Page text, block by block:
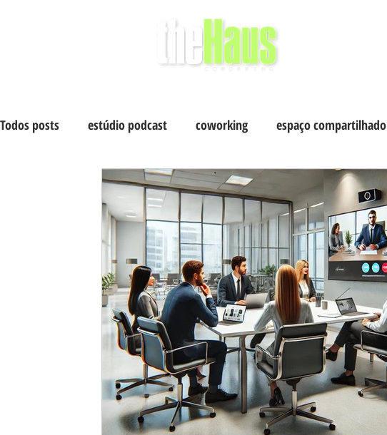
Todos posts estúdio podcast coworking espaço compartilhado